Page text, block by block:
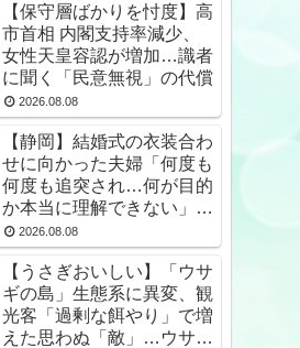
【保守層ばかりを忖度】高
市首相 内閣支持率減少、
女性天皇容認が増加…識者
に聞く「民意無視」の代償
2026.08.08
【静岡】結婚式の衣装合わ
せに向かった夫婦「何度も
何度も追突され…何が目的
か本当に理解できない」東
名高速で続いた約1.7キロ
の追突
2026.08.08
【うさぎおいしい】「ウサ
ギの島」生態系に異変、観
光客「過剰な餌やり」で増
えた思わぬ「敵」…ウサギ